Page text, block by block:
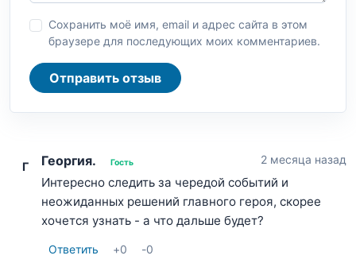
Сохранить моё имя, email и адрес сайта в этом
браузере для последующих моих комментариев.
Отправить отзыв
Г Георгия. Гость 2 месяца назад
Интересно следить за чередой событий и
неожиданных решений главного героя, скорее
хочется узнать - а что дальше будет?
Ответить +0 -0